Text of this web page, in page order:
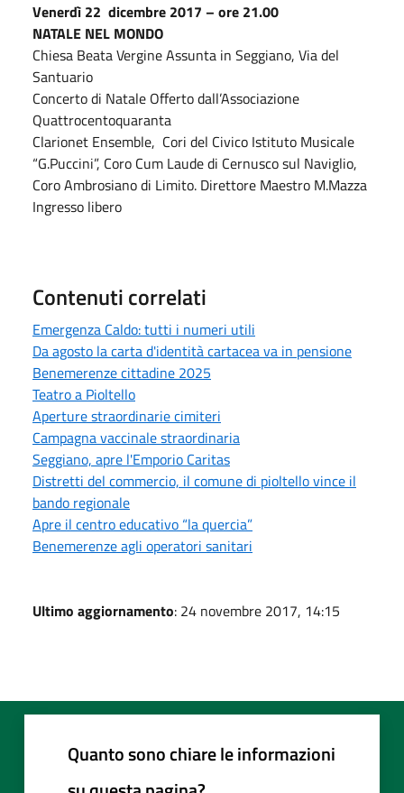
Venerdì 22 dicembre 2017 – ore 21.00
NATALE NEL MONDO
Chiesa Beata Vergine Assunta in Seggiano, Via del
Santuario
Concerto di Natale Offerto dall’Associazione
Quattrocentoquaranta
Clarionet Ensemble, Cori del Civico Istituto Musicale
“G.Puccini”, Coro Cum Laude di Cernusco sul Naviglio,
Coro Ambrosiano di Limito. Direttore Maestro M.Mazza
Ingresso libero
Contenuti correlati
Emergenza Caldo: tutti i numeri utili
Da agosto la carta d'identità cartacea va in pensione
Benemerenze cittadine 2025
Teatro a Pioltello
Aperture straordinarie cimiteri
Campagna vaccinale straordinaria
Seggiano, apre l'Emporio Caritas
Distretti del commercio, il comune di pioltello vince il
bando regionale
Apre il centro educativo “la quercia”
Benemerenze agli operatori sanitari
Ultimo aggiornamento: 24 novembre 2017, 14:15
Quanto sono chiare le informazioni